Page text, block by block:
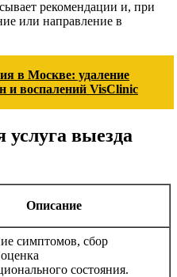
рекомендации и, при
или направление в
в Москве: удаление
и воспалений VisClinic
услуга выезда
Описание
симптомов, сбор
состояния.